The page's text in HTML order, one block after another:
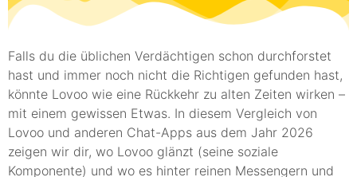
Falls du die üblichen Verdächtigen schon durchforstet
hast und immer noch nicht die Richtigen gefunden hast,
könnte Lovoo wie eine Rückkehr zu alten Zeiten wirken –
mit einem gewissen Etwas. In diesem Vergleich von
Lovoo und anderen Chat-Apps aus dem Jahr 2026
zeigen wir dir, wo Lovoo glänzt (seine soziale
Komponente) und wo es hinter reinen Messengern und